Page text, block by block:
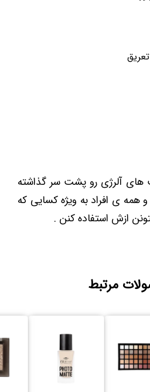
آلرژی رو پشت سر گذاشته
همه ی افراد به ویژه کسایی که
ازش استفاده کنن .
مرتبط